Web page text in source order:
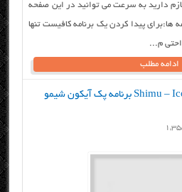
دارید به سرعت می توانید در این صفحه
ها:برای پیدا کردن یک برنامه کافیست تنها
م...
ادامه مطلب
دانلود Shimu – Icon Pack v1.5.9 برنامه پک آیکون شیمو